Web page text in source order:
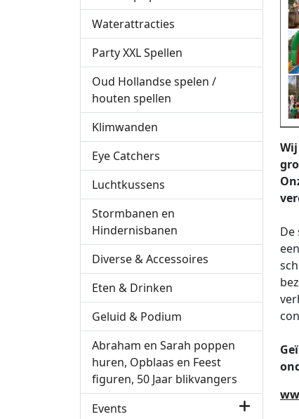
Waterattracties
Party XXL Spellen
Oud Hollandse spelen /
houten spellen
Klimwanden
Eye Catchers
Luchtkussens
Stormbanen en
Hindernisbanen
Diverse & Accessoires
Eten & Drinken
Geluid & Podium
Abraham en Sarah poppen
huren, Opblaas en Feest
figuren, 50 Jaar blikvangers
Events
De